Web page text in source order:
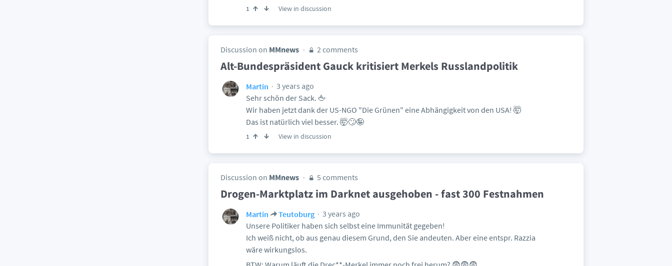
1 View in discussion
Discussion on MMnews 2 comments
Alt-Bundespräsident Gauck kritisiert Merkels Russlandpolitik
Martin
3 years ago
Sehr schön der Sack. 🖕
Wir haben jetzt dank der US-NGO "Die Grünen" eine Abhängigkeit von den USA! 🤯
Das ist natürlich viel besser. 🤯🙄🤪
1 View in discussion
Discussion on MMnews 5 comments
Drogen-Marktplatz im Darknet ausgehoben - fast 300 Festnahmen
Martin Teutoburg
3 years ago
Unsere Politiker haben sich selbst eine Immunität gegeben!
Ich weiß nicht, ob aus genau diesem Grund, den Sie andeuten. Aber eine entspr. Razzia
wäre wirkungslos.